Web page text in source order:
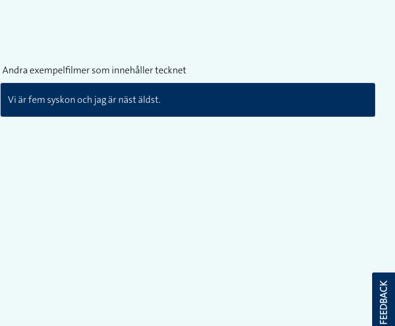
Andra exempelfilmer som innehåller tecknet
Vi är fem syskon och jag är näst äldst.
FEEDBACK